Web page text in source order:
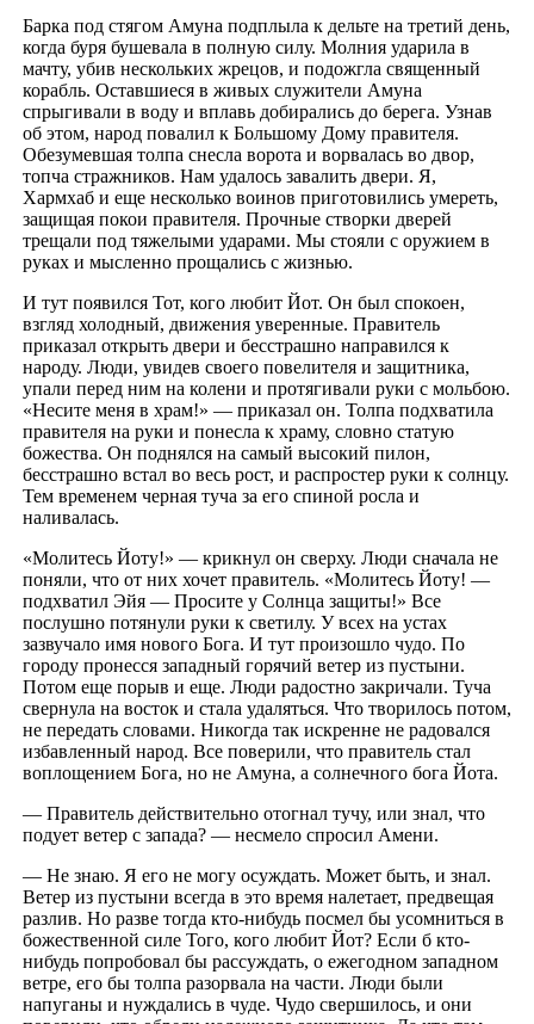
Барка под стягом Амуна подплыла к дельте на третий день,
когда буря бушевала в полную силу. Молния ударила в
мачту, убив нескольких жрецов, и подожгла священный
корабль. Оставшиеся в живых служители Амуна
спрыгивали в воду и вплавь добирались до берега. Узнав
об этом, народ повалил к Большому Дому правителя.
Обезумевшая толпа снесла ворота и ворвалась во двор,
топча стражников. Нам удалось завалить двери. Я,
Хармхаб и еще несколько воинов приготовились умереть,
защищая покои правителя. Прочные створки дверей
трещали под тяжелыми ударами. Мы стояли с оружием в
руках и мысленно прощались с жизнью.
И тут появился Тот, кого любит Йот. Он был спокоен,
взгляд холодный, движения уверенные. Правитель
приказал открыть двери и бесстрашно направился к
народу. Люди, увидев своего повелителя и защитника,
упали перед ним на колени и протягивали руки с мольбою.
«Несите меня в храм!» — приказал он. Толпа подхватила
правителя на руки и понесла к храму, словно статую
божества. Он поднялся на самый высокий пилон,
бесстрашно встал во весь рост, и распростер руки к солнцу.
Тем временем черная туча за его спиной росла и
наливалась.
«Молитесь Йоту!» — крикнул он сверху. Люди сначала не
поняли, что от них хочет правитель. «Молитесь Йоту! —
подхватил Эйя — Просите у Солнца защиты!» Все
послушно потянули руки к светилу. У всех на устах
зазвучало имя нового Бога. И тут произошло чудо. По
городу пронесся западный горячий ветер из пустыни.
Потом еще порыв и еще. Люди радостно закричали. Туча
свернула на восток и стала удаляться. Что творилось потом,
не передать словами. Никогда так искренне не радовался
избавленный народ. Все поверили, что правитель стал
воплощением Бога, но не Амуна, а солнечного бога Йота.
— Правитель действительно отогнал тучу, или знал, что
подует ветер с запада? — несмело спросил Амени.
— Не знаю. Я его не могу осуждать. Может быть, и знал.
Ветер из пустыни всегда в это время налетает, предвещая
разлив. Но разве тогда кто-нибудь посмел бы усомниться в
божественной силе Того, кого любит Йот? Если б кто-
нибудь попробовал бы рассуждать, о ежегодном западном
ветре, его бы толпа разорвала на части. Люди были
напуганы и нуждались в чуде. Чудо свершилось, и они